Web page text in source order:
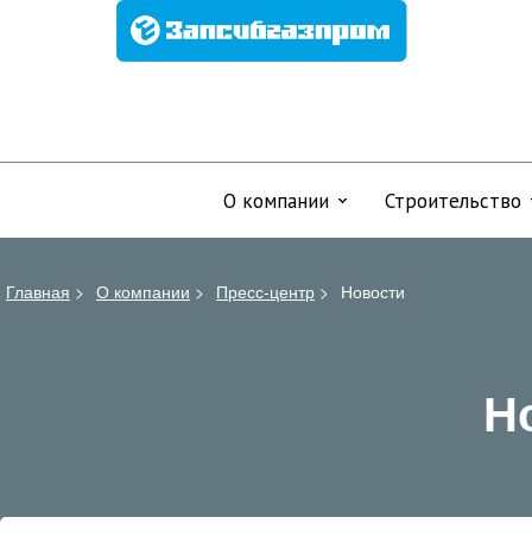
О компании Строительство
Главная > О компании > Пресс-центр > Новости